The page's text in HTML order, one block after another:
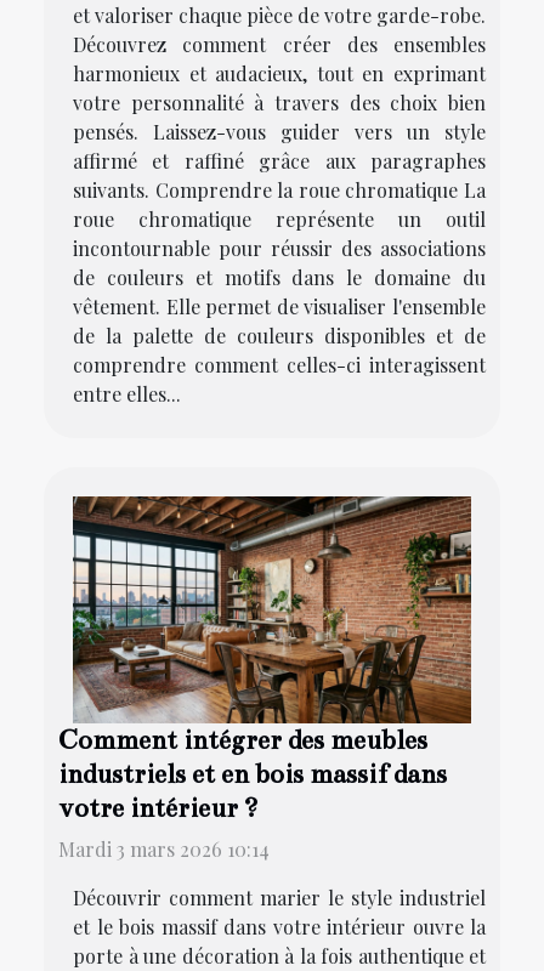
et valoriser chaque pièce de votre garde-robe.
Découvrez comment créer des ensembles
harmonieux et audacieux, tout en exprimant
votre personnalité à travers des choix bien
pensés. Laissez-vous guider vers un style
affirmé et raffiné grâce aux paragraphes
suivants. Comprendre la roue chromatique La
roue chromatique représente un outil
incontournable pour réussir des associations
de couleurs et motifs dans le domaine du
vêtement. Elle permet de visualiser l'ensemble
de la palette de couleurs disponibles et de
comprendre comment celles-ci interagissent
entre elles...
Comment intégrer des meubles
industriels et en bois massif dans
votre intérieur ?
Mardi 3 mars 2026 10:14
Découvrir comment marier le style industriel
et le bois massif dans votre intérieur ouvre la
porte à une décoration à la fois authentique et